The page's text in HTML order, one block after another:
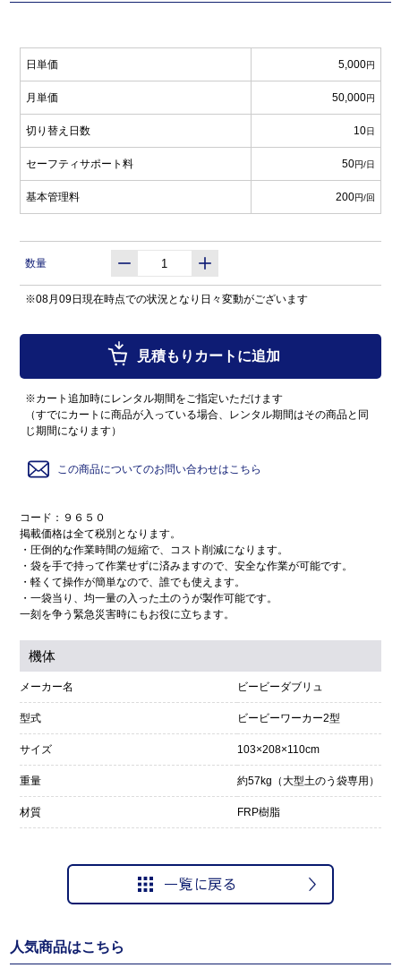
日単価 5,000円
月単価 50,000円
切り替え日数 10日
セーフティサポート料 50円/日
基本管理料 200円/回
数量
※08月09日現在時点での状況となり日々変動がございます
見積もりカートに追加
※カート追加時にレンタル期間をご指定いただけます
（すでにカートに商品が入っている場合、レンタル期間はその商品と同
じ期間になります）
この商品についてのお問い合わせはこちら
コード：９６５０
掲載価格は全て税別となります。
・圧倒的な作業時間の短縮で、コスト削減になります。
・袋を手で持って作業せずに済みますので、安全な作業が可能です。
・軽くて操作が簡単なので、誰でも使えます。
・一袋当り、均一量の入った土のうが製作可能です。
一刻を争う緊急災害時にもお役に立ちます。
機体
メーカー名 ビービーダブリュ
型式 ビービーワーカー2型
サイズ 103×208×110cm
重量 約57kg（大型土のう袋専用）
材質 FRP樹脂
人気商品はこちら